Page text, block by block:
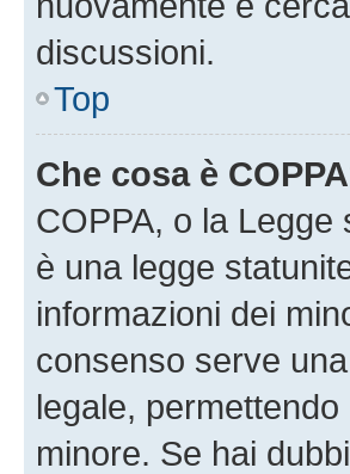
discussioni.
Top
Che cosa è
COPPA, o la
è una legge
informazioni dei
consenso serve
legale,
minore. Se hai